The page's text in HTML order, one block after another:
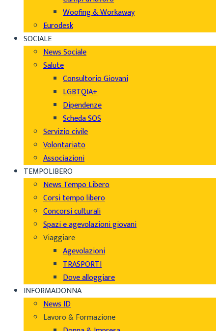
Woofing & Workaway
Eurodesk
SOCIALE
News Sociale
Salute
Consultorio Giovani
LGBTQIA+
Dipendenze
Scheda SOS
Servizio civile
Volontariato
Associazioni
TEMPOLIBERO
News Tempo Libero
Corsi tempo libero
Concorsi culturali
Spazi e agevolazioni giovani
Viaggiare
Agevolazioni
TRASPORTI
Dove alloggiare
INFORMADONNA
News ID
Lavoro & Formazione